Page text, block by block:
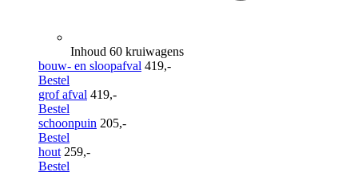
Inhoud 60 kruiwagens
bouw- en sloopafval 419,-
Bestel
grof afval 419,-
Bestel
schoonpuin 205,-
Bestel
hout 259,-
Bestel